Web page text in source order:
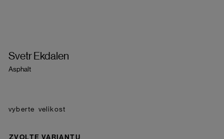
Svetr Ekdalen
Asphalt
velikost
ZVOLTE VARIANTU